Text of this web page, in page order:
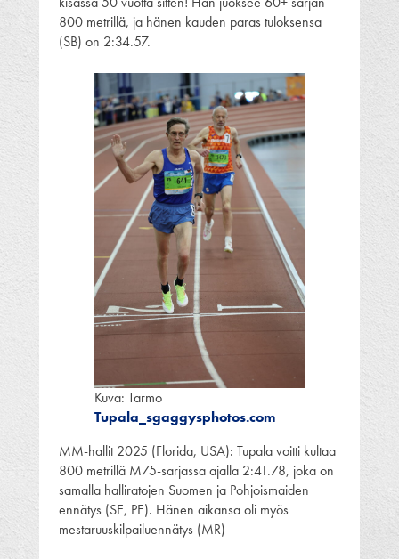
800 metrillä, ja hänen kauden paras tuloksensa
(SB) on 2:34.57.
Kuva: Tarmo
Tupala_sgaggysphotos.com
MM-hallit 2025 (Florida, USA): Tupala voitti kultaa
800 metrillä M75-sarjassa ajalla 2:41.78, joka on
samalla halliratojen Suomen ja Pohjoismaiden
ennätys (SE, PE). Hänen aikansa oli myös
mestaruuskilpailuennätys (MR)